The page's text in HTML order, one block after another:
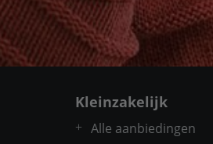
Kleinzakelijk
Alle aanbiedingen